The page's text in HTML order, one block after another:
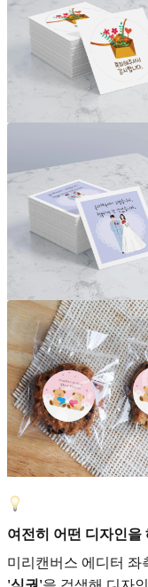
여전히 어떤 디자인을
미리캔버스 에디터 좌